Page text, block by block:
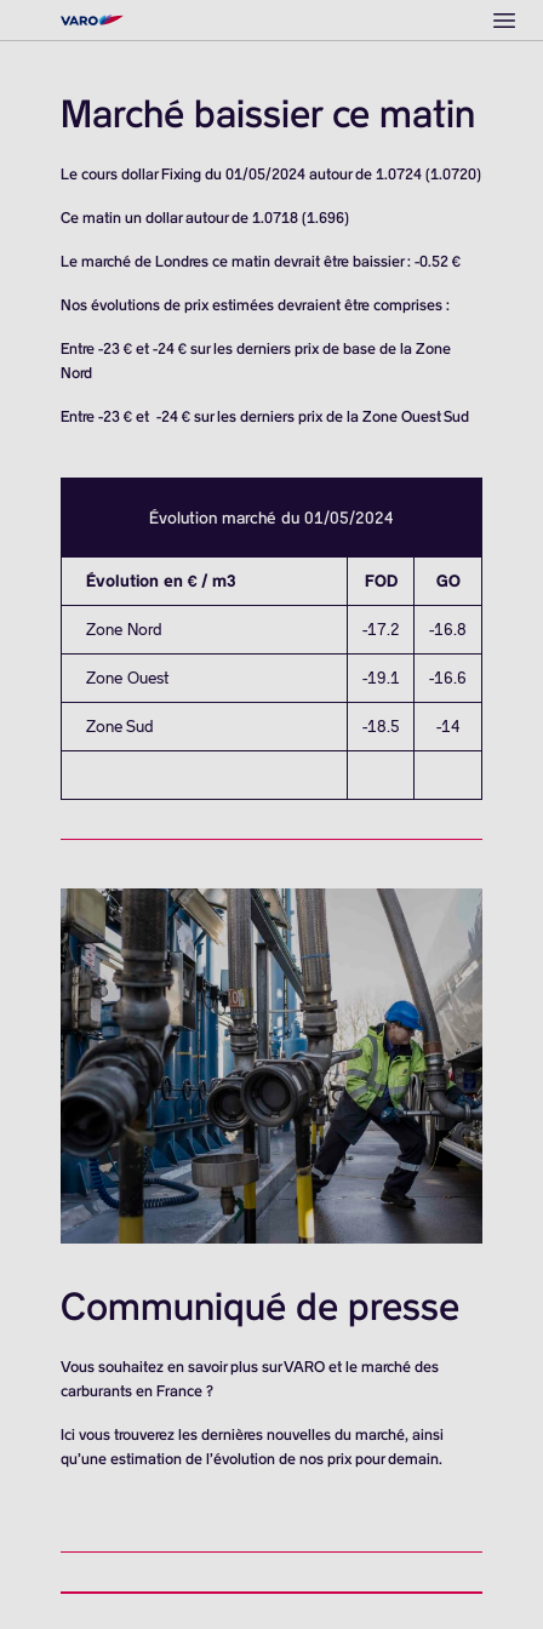
Marché baissier ce matin
Le cours dollar Fixing du 01/05/2024 autour de 1.0724 (1.0720)
Ce matin un dollar autour de 1.0718 (1.696)
Le marché de Londres ce matin devrait être baissier : -0.52 €
Nos évolutions de prix estimées devraient être comprises :
Entre -23 € et -24 € sur les derniers prix de base de la Zone
Nord
Entre -23 € et -24 € sur les derniers prix de la Zone Ouest Sud
Évolution marché du 01/05/2024
Évolution en € / m3 FOD GO
Zone Nord -17.2 -16.8
Zone Ouest -19.1 -16.6
Zone Sud -18.5 -14
Communiqué de presse
Vous souhaitez en savoir plus sur VARO et le marché des
carburants en France ?
Ici vous trouverez les dernières nouvelles du marché, ainsi
qu’une estimation de l’évolution de nos prix pour demain.